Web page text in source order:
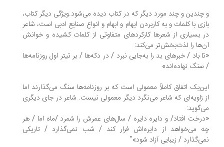
و چند مورد دیگر که در کتاب دیده می‌شود.ویژگی دیگر کتاب،
با کلمات و به کاربردن ایهام و ابهام و انواع صنایع ادبی است، شاعر
بسیاری از شعرها کارکردهای متفاوتی از کلمات کشیده و خوانش
را لذت‌بخش‌تر می‌کند:
باد / خبرهای بد را به‌جایی نبرد / در دکه‌ها / بر تیتر اول روزنامه‌ها
نهاده‌اند»
اتفاق کاملاً معمولی است که بر روزنامه‌ها سنگ می‌گذارند اما
زاویه‌ای که شاعر می‌نگرد دیگر معمولی نیست. شاعر در جای دیگری
افتاد/ و دایره دایره / سال‌های عمرش را شمرد /ماه اما / هر
می‌خواهد از دایره‌اش فرار کند / شب نمی‌گذارد / تاریکی
/ زیبایی آزاد شود»"